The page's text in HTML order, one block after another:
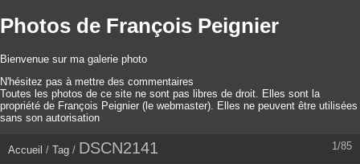
Photos de François Peignier
Bienvenue sur ma galerie photo
N'hésitez pas à mettre des commentaires
Toutes les photos de ce site ne sont pas libres de droit. Elles sont la
propriété de François Peignier (le webmaster). Elles ne peuvent être utilisées
sans son autorisation
1/85
Accueil / Tag / DSCN2141